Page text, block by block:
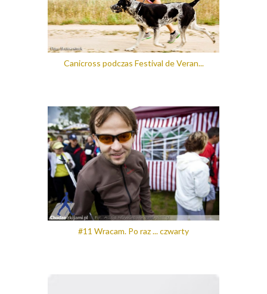
Canicross podczas Festival de Veran...
#11 Wracam. Po raz ... czwarty